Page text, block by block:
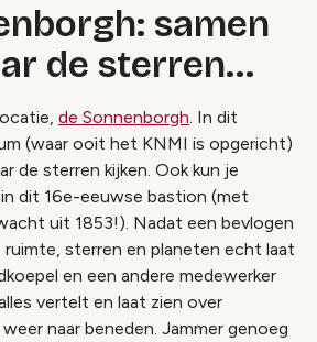
samen
de sterren...
de Sonnenborgh. In dit
(waar ooit het KNMI is opgericht)
de sterren kijken. Ook kun je
dit 16e-eeuwse bastion (met
uit 1853!). Nadat een bevlogen
ruimte, sterren en planeten echt laat
en een andere medewerker
vertelt en laat zien over
naar beneden. Jammer genoeg